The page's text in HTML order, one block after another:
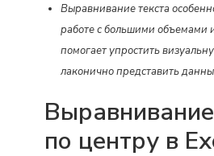
Выравнивание текста
работе с большими объемами
помогает упростить
лаконично представить
по центру в